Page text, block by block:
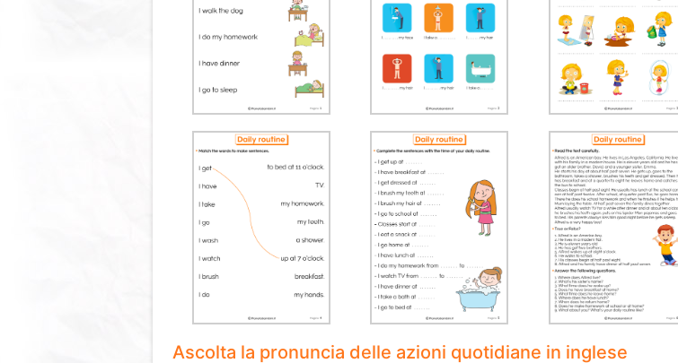
Ascolta la pronuncia delle azioni quotidiane in inglese